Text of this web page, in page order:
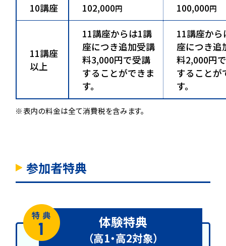
10講座 102,000円 100,000円
11講座
以上
11講座からは1講
座につき追加受講
料3,000円で受講
することができま
す。
11講座から
座につき追
料2,000円
することが
す。
表内の料金は全て消費税を含みます。
参加者特典
体験特典
（高1・高2対象）